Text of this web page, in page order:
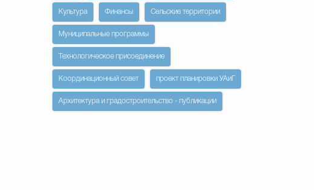
Культура Финансы Сельские территории
Муниципальные программы
Технологическое присоединение
Координационный совет проект планировки УАиГ
Архитектура и градостроительство - публикации